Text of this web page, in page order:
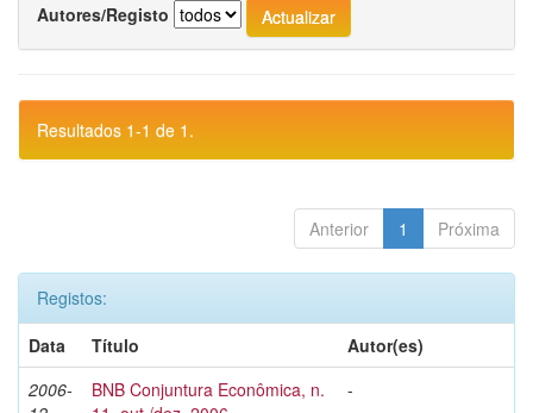
Autores/Registo
Resultados 1-1 de 1.
Anterior 1 Próxima
Registos:
Data
Título
Autor(es)
2006-
BNB Conjuntura Econômica, n.
-